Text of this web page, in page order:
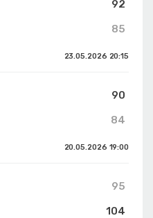
92
85
23.05.2026 20:15
90
84
20.05.2026 19:00
95
104